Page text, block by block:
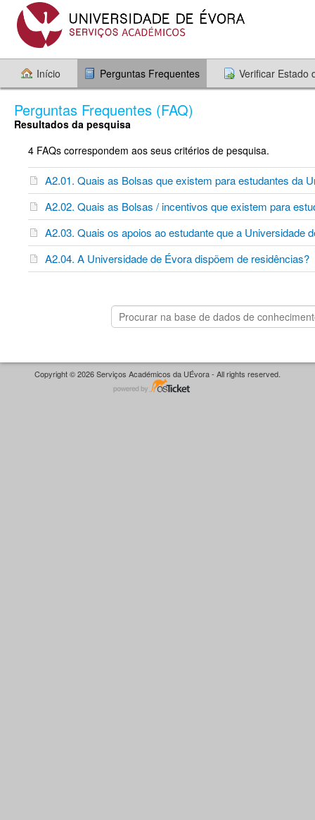
Início Perguntas Frequentes Verificar Estado
Perguntas Frequentes (FAQ)
Resultados da pesquisa
4 FAQs correspondem aos seus critérios de pesquisa.
A2.01. Quais as Bolsas que existem para estudantes da
A2.02. Quais as Bolsas / incentivos que existem para
A2.03. Quais os apoios ao estudante que a Universidade
A2.04. A Universidade de Évora dispõem de residências?
Copyright © 2026 Serviços Académicos da UÉvora - All rights reserved.